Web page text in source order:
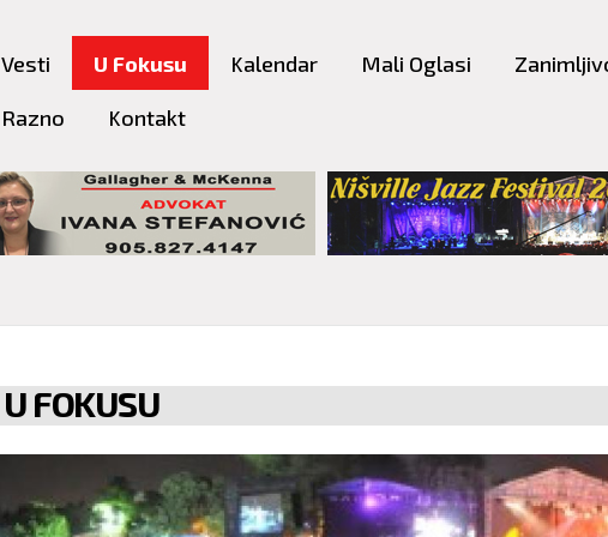
content
Vesti U Fokusu Kalendar Mali Oglasi
Razno Kontakt
U FOKUSU